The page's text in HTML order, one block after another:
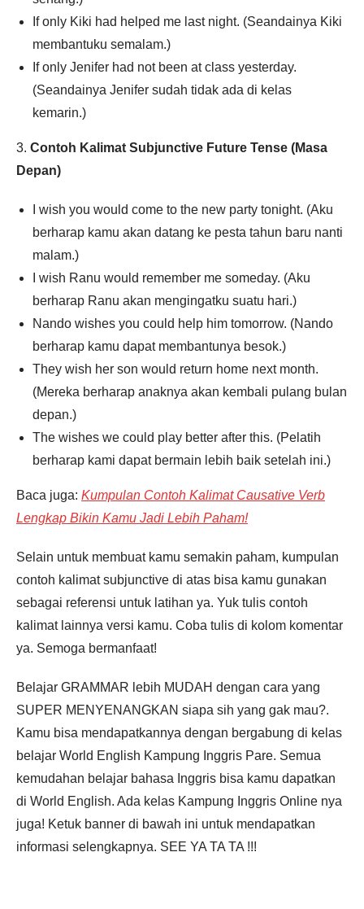
If only Kiki had helped me last night. (Seandainya Kiki
membantuku semalam.)
If only Jenifer had not been at class yesterday.
(Seandainya Jenifer sudah tidak ada di kelas
kemarin.)
3. Contoh Kalimat Subjunctive Future Tense (Masa
Depan)
I wish you would come to the new party tonight. (Aku
berharap kamu akan datang ke pesta tahun baru nanti
malam.)
I wish Ranu would remember me someday. (Aku
berharap Ranu akan mengingatku suatu hari.)
Nando wishes you could help him tomorrow. (Nando
berharap kamu dapat membantunya besok.)
They wish her son would return home next month.
(Mereka berharap anaknya akan kembali pulang bulan
depan.)
The wishes we could play better after this. (Pelatih
berharap kami dapat bermain lebih baik setelah ini.)
Baca juga: Kumpulan Contoh Kalimat Causative Verb
Lengkap Bikin Kamu Jadi Lebih Paham!
Selain untuk membuat kamu semakin paham, kumpulan
contoh kalimat subjunctive di atas bisa kamu gunakan
sebagai referensi untuk latihan ya. Yuk tulis contoh
kalimat lainnya versi kamu. Coba tulis di kolom komentar
ya. Semoga bermanfaat!
Belajar GRAMMAR lebih MUDAH dengan cara yang
SUPER MENYENANGKAN siapa sih yang gak mau?.
Kamu bisa mendapatkannya dengan bergabung di kelas
belajar World English Kampung Inggris Pare. Semua
kemudahan belajar bahasa Inggris bisa kamu dapatkan
di World English. Ada kelas Kampung Inggris Online nya
juga! Ketuk banner di bawah ini untuk mendapatkan
informasi selengkapnya. SEE YA TA TA !!!